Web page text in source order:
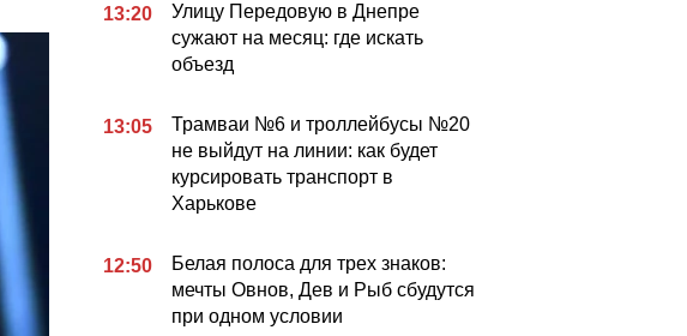
13:20
Улицу Передовую в Днепре
сужают на месяц: где искать
объезд
13:05
Трамваи №6 и троллейбусы №20
не выйдут на линии: как будет
курсировать транспорт в
Харькове
12:50
Белая полоса для трех знаков:
мечты Овнов, Дев и Рыб сбудутся
при одном условии